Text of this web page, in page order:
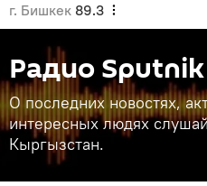
г. Бишкек 89.3
Радио
О последних новостях,
интересных людях
Кыргызстан.